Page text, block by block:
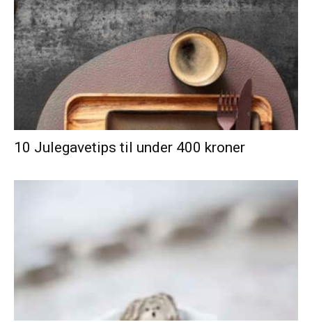
10 Julegavetips til under 400 kroner